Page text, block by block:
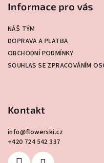
Informace pro vás
NÁŠ TÝM
DOPRAVA A PLATBA
OBCHODNÍ PODMÍNKY
SOUHLAS SE ZPRACOVÁNÍM
Kontakt
info@flowerski.cz
+420 724 542 337